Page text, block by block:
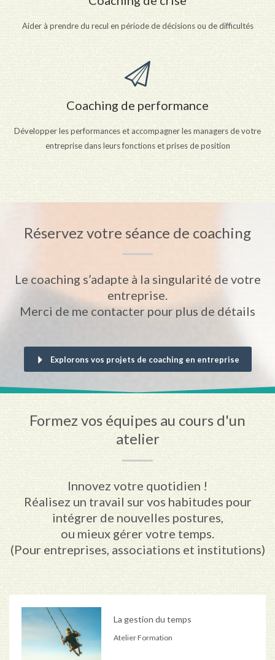
Aider à prendre du recul en période de décisions ou de difficultés
Coaching de performance
Développer les performances et accompagner les managers de votre
entreprise dans leurs fonctions et prises de position
Réservez votre séance de coaching
Le coaching s’adapte à la singularité de votre
entreprise.
Merci de me contacter pour plus de détails
Explorons vos projets de coaching en entreprise
Formez vos équipes au cours d'un
atelier
Innovez votre quotidien !
Réalisez un travail sur vos habitudes pour
intégrer de nouvelles postures,
ou mieux gérer votre temps.
(Pour entreprises, associations et institutions)
La gestion du temps
Atelier Formation